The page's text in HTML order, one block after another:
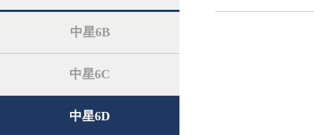
中星6B
中星6C
中星6D